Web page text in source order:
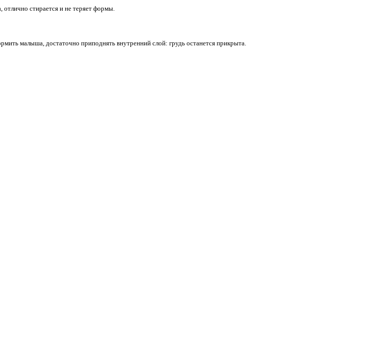
отлично стирается и не теряет формы.
малыша, достаточно приподнять внутренний слой: грудь останется прикрыта.